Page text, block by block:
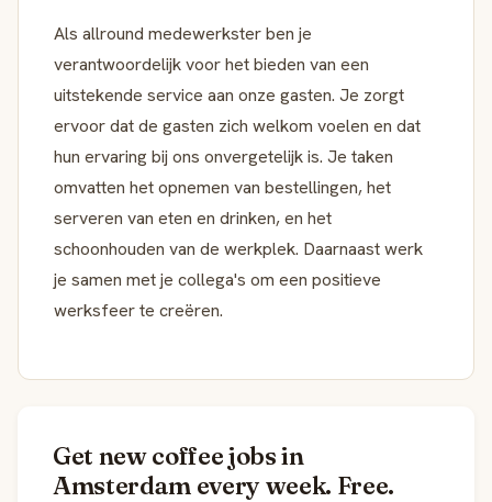
Als allround medewerkster ben je
verantwoordelijk voor het bieden van een
uitstekende service aan onze gasten. Je zorgt
ervoor dat de gasten zich welkom voelen en dat
hun ervaring bij ons onvergetelijk is. Je taken
omvatten het opnemen van bestellingen, het
serveren van eten en drinken, en het
schoonhouden van de werkplek. Daarnaast werk
je samen met je collega's om een positieve
werksfeer te creëren.
Get new coffee jobs in
Amsterdam every week. Free.